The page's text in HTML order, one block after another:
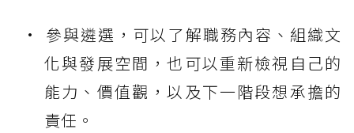
參與遴選，可以了解職務內容、組織文
化與發展空間，也可以重新檢視自己的
能力、價值觀，以及下一階段想承擔的
責任。